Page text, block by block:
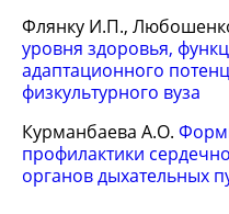
Флянку И.П.,
уровня здоровья,
адаптационного
физкультурного вуза
Курманбаева А.О.
профилактики
органов дыхательных